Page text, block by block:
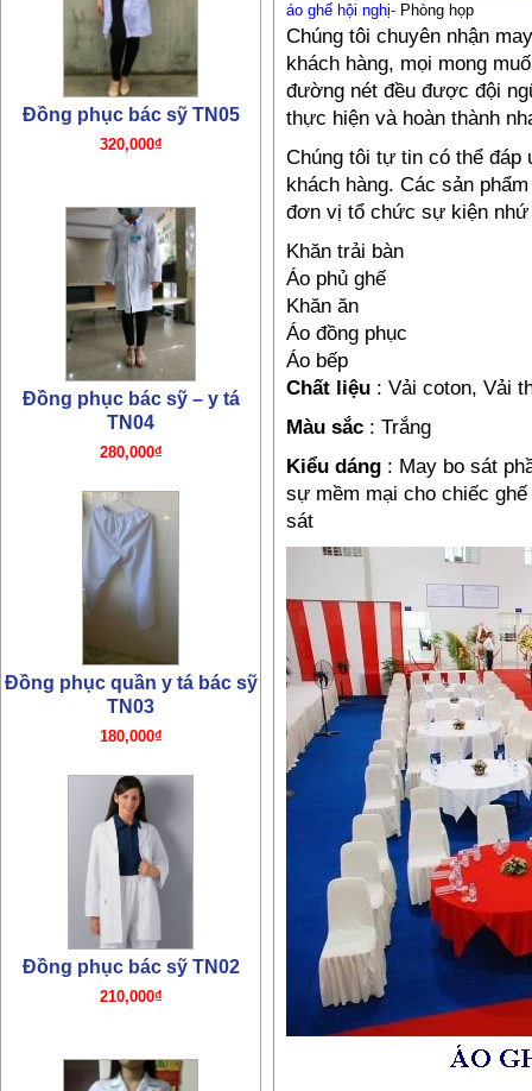
áo ghế hội nghị- Phòng họp
Chúng tôi chuyên nhận
khách hàng, mọi mong
đường nét đều được đội
thực hiện và hoàn thành
Chúng tôi tự tin có thể
khách hàng. Các sản
đơn vị tổ chức sự kiện
Khăn trải bàn
Áo phủ ghế
Khăn ăn
Áo đồng phục
Áo bếp
Chất liệu : Vải coton, Vải
Màu sắc : Trắng
Kiểu dáng : May bo sát
sự mềm mại cho chiếc
sát
Đồng phục bác sỹ TN05
320,000₫
Đồng phục bác sỹ – y tá
TN04
280,000₫
Đồng phục quần y tá bác sỹ
TN03
180,000₫
Đồng phục bác sỹ TN02
210,000₫